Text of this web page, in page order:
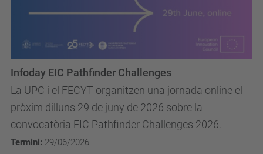
La UPC i el FECYT organitzen una jornada online el
pròxim dilluns 29 de juny de 2026 sobre la
convocatòria EIC Pathfinder Challenges 2026.
Infoday EIC Pathfinder Challenges
Termini: 29/06/2026